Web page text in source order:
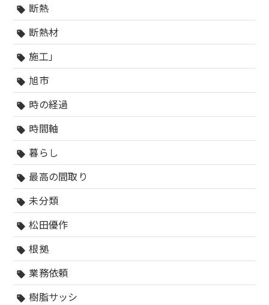
sell 断熱
sell 断熱材
sell 施工」
sell 旭市
sell 時の経過
sell 時間軸
sell 暮らし
sell 最高の間取り
sell 未分類
sell 松田優作
sell 根拠
sell 業務依頼
sell 樹脂サッシ